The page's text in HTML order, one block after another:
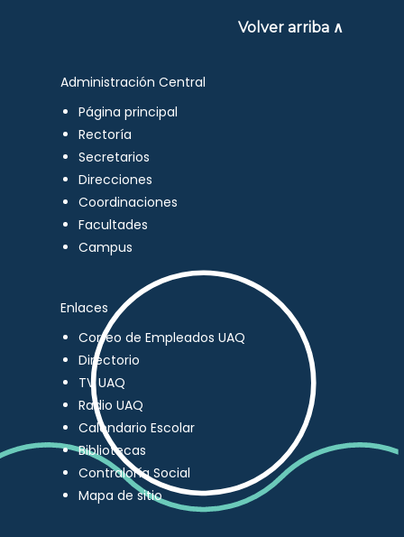
Volver arriba ∧
Administración Central
Página principal
Rectoría
Secretarios
Direcciones
Coordinaciones
Facultades
Campus
Enlaces
Correo de Empleados UAQ
Directorio
TV UAQ
Radio UAQ
Calendario Escolar
Bibliotecas
Contraloría Social
Mapa de sitio